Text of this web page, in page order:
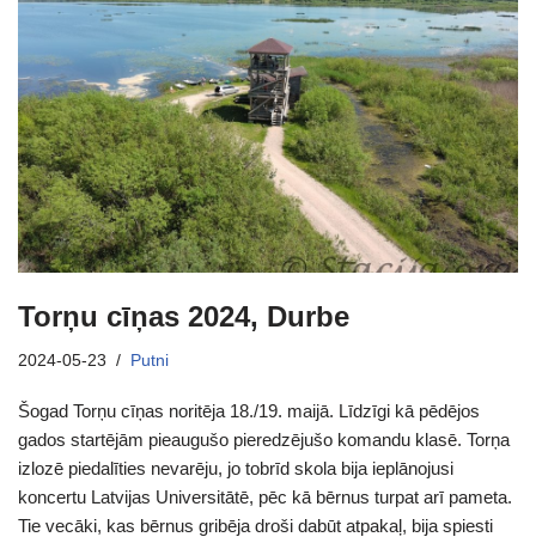
Torņu cīņas 2024, Durbe
2024-05-23 Putni
Šogad Torņu cīņas noritēja 18./19. maijā. Līdzīgi kā pēdējos
gados startējām pieaugušo pieredzējušo komandu klasē. Torņa
izlozē piedalīties nevarēju, jo tobrīd skola bija ieplānojusi
koncertu Latvijas Universitātē, pēc kā bērnus turpat arī pameta.
Tie vecāki, kas bērnus gribēja droši dabūt atpakaļ, bija spiesti